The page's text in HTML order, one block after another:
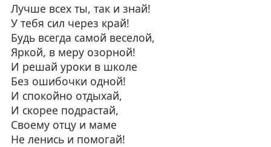
Лучше всех ты, так и знай!
У тебя сил через край!
Будь всегда самой веселой,
Яркой, в меру озорной!
И решай уроки в школе
Без ошибочки одной!
И спокойно отдыхай,
И скорее подрастай,
Своему отцу и маме
Не ленись и помогай!